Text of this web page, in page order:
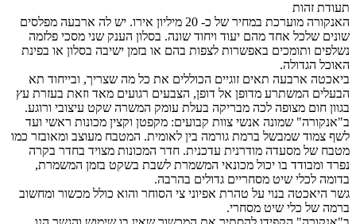
תעודת זהות
האנקורה מוערכת במחיר של כ- 20 מיליון אירו. יש לה ארבעה מפלסים
שונים שלכל אחד מהם יעוד ויחוד שונה. בסלון הענק שני מסכי פלזמה
נשלפים ותומכים באפשרות לצפות בהם או בזמן ישיבה בסלון או בפינת
האוכל הגדולה.
ביאכטה ארבעה תאים זוגיים הכוללים את כל מה שצריך, ובייחוד תא
הבעלים המשתרע מדופן אל דופן, הצבעים רגועים מאד וזאת בעזרת עץ
בגוון חום מצופה לכה מבריקה בעלת עומק המשרה שקט עיצובי ורוגע.
ב"אנקורה" שמונה אנשי צוות קבועים: מקפטן וקצין מכונות ראשי ועד
לשף צמוד שמבשל ברמת גורמה בין לאומית. המטבח מעוצב ומאובזר כמו
מטבח של מסעדה מודרנית עדכנית. חדר המכונות מצויד בחדר בקרה
נפרד ומבודד בו יכול מכונאי המשמרת לשבת בשקט בזמן המשמרת,
בדומה לכלי שיט מסחריים גדולים בהרבה.
גשר היאכטה בנוי על טהרת אפיוני צי הסוחר והוא כולל מכשור ומחשוב
ברמה של כלי שיט מסחרי.